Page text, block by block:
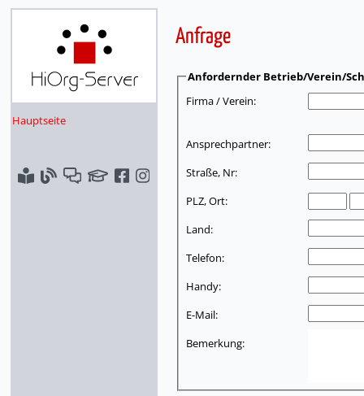
Hauptseite
Anfrage
Anfordernder Betrieb/Verein/
Firma / Verein:
Ansprechpartner:
Straße, Nr:
PLZ, Ort:
Land:
Telefon:
Handy:
E-Mail:
Bemerkung: